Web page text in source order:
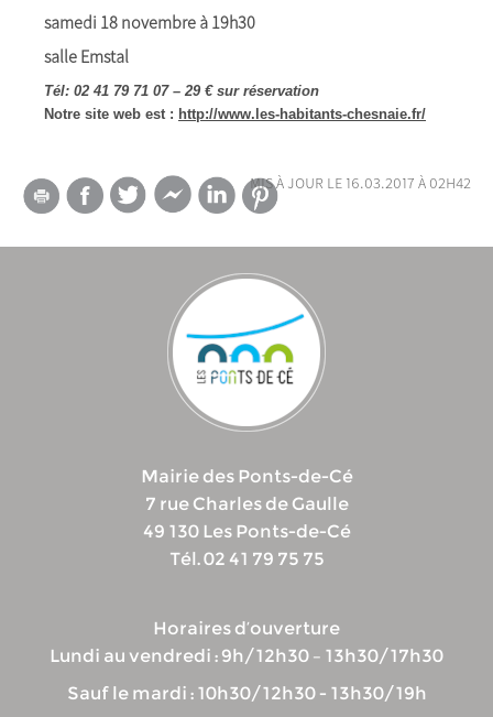
samedi 18 novembre à 19h30
salle Emstal
Tél: 02 41 79 71 07 – 29 € sur réservation
Notre site web est : http://www.les-habitants-chesnaie.fr/
mis à jour le 16.03.2017 à 02h42
Mairie des Ponts-de-Cé
7 rue Charles de Gaulle
49 130 Les Ponts-de-Cé
Tél. 02 41 79 75 75
Horaires d’ouverture
Lundi au vendredi : 9h/12h30 – 13h30/17h30
Sauf le mardi : 10h30/12h30 - 13h30/19h